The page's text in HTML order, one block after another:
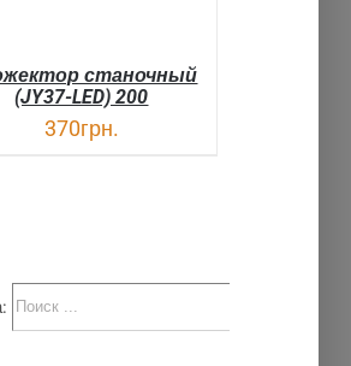
станочный
(JY37-LED) 200
370грн.